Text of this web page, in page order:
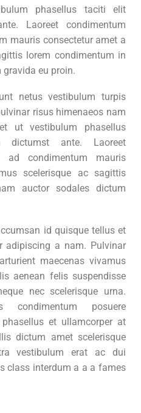
phasellus taciti elit
Laoreet condimentum
mauris consectetur amet a
lorem condimentum in
eu proin.
netus vestibulum turpis
risus himenaeos nam
ut vestibulum phasellus
dictumst ante. Laoreet
ad condimentum mauris
scelerisque ac sagittis
auctor sodales dictum
id quisque tellus et
adipiscing a nam. Pulvinar
maecenas vivamus
aenean felis suspendisse
nec scelerisque urna.
condimentum posuere
et ullamcorper at
dictum amet scelerisque
vestibulum erat ac dui
class interdum a a a fames